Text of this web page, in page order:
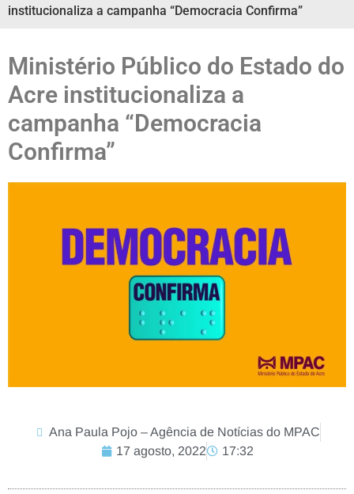
institucionaliza a campanha “Democracia Confirma”
Ministério Público do Estado do
Acre institucionaliza a
campanha “Democracia
Confirma”
Ana Paula Pojo – Agência de Notícias do MPAC
17 agosto, 2022
17:32